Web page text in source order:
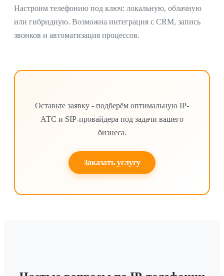
Настроим телефонию под ключ: локальную, облачную
или гибридную. Возможна интеграция с CRM, запись
звонков и автоматизация процессов.
Оставьте заявку - подберём оптимальную IP-
АТС и SIP-провайдера под задачи вашего
бизнеса.
Заказать услугу